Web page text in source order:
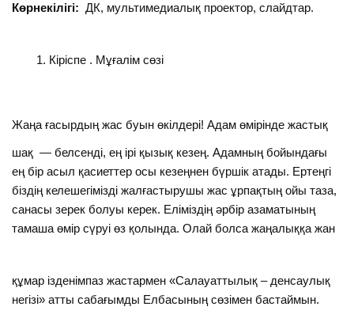
Көрнекілігі: ДК, мультимедиалық проектор, слайдтар.
Кіріспе . Мұғалім сөзі
Жаңа ғасырдың жас буын өкілдері! Адам өмірінде жастық
шақ — белсенді, ең ірі қызық кезең. Адамның бойындағы
ең бір асыл қасиеттер осы кезеңнен бүршік атады. Ертеңгі
біздің келешегімізді жалғастырушы жас ұрпақтың ойы таза,
санасы зерек болуы керек. Еліміздің әрбір азаматының
тамаша өмір сүруі өз қолында. Олай болса жаңалыққа жан
құмар ізденімпаз жастармен «Салауаттылық – денсаулық
негізі» атты сабағымды Елбасының сөзімен бастаймын.